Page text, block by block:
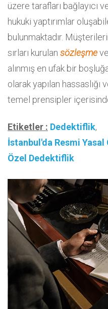
üzere tarafları bağlayıcı
hukuki yaptırımlar
bulunmaktadır.
sırları kurulan sözleşmeve
alınmış en ufak bir
olarak yapılan
temel prensipler
Etiketler : Dedektiflik,
İstanbul'da Resmi
Özel Dedektiflik